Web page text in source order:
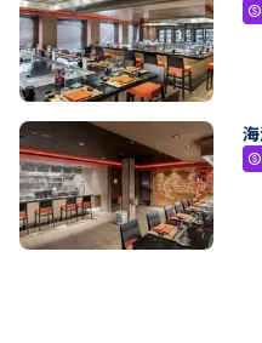
paid
paid